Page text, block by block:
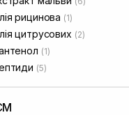
рицинова (1)
цитрусових (2)
(1)
(5)